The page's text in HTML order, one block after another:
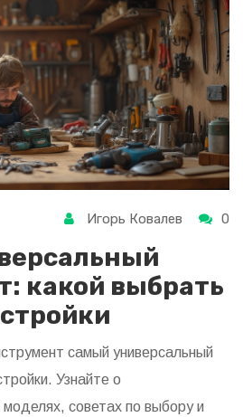
Игорь Ковалев 0
какой выбрать
самый универсальный
Узнайте о
советах по выбору и